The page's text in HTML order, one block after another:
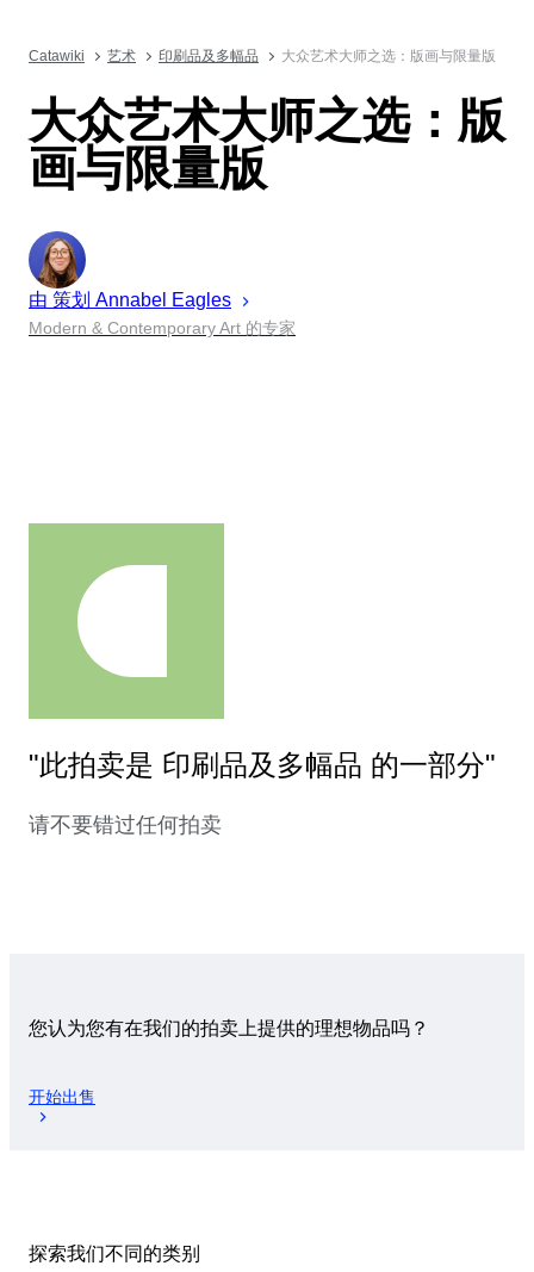
Catawiki 艺术 印刷品及多幅品 大众艺术大师之选：版画与限量版
大众艺术大师之选：版
画与限量版
由 策划 Annabel Eagles
Modern & Contemporary Art 的专家
"此拍卖是 印刷品及多幅品 的一部分"
请不要错过任何拍卖
您认为您有在我们的拍卖上提供的理想物品吗？
开始出售
探索我们不同的类别